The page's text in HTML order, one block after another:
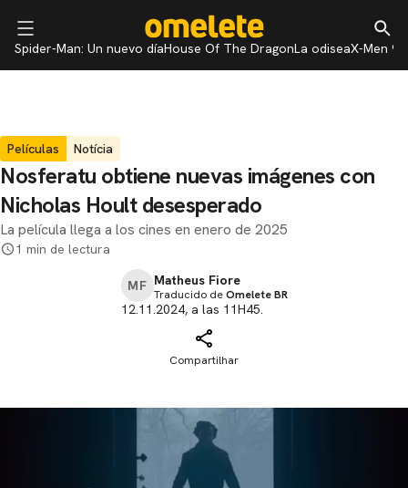
Spider-Man: Un nuevo díaHouse Of The DragonLa odiseaX-Men 97
Películas Notícia
Nosferatu obtiene nuevas imágenes con
Nicholas Hoult desesperado
La película llega a los cines en enero de 2025
1 min de lectura
MF Matheus Fiore
Traducido deOmelete BR
12.11.2024, a las 11H45.
Compartilhar